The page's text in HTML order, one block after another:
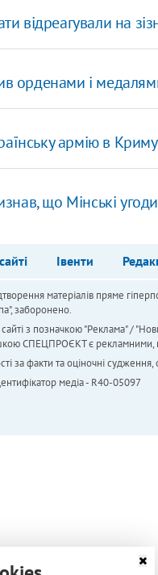
відреагували на
орденами і
армію в
що Мінські
Івенти
матеріалів пряме
заборонено.
з позначкою "Реклама" /
СПЕЦПРОЄКТ є рекламними,
за факти та оціночні
медіа - R40-05097